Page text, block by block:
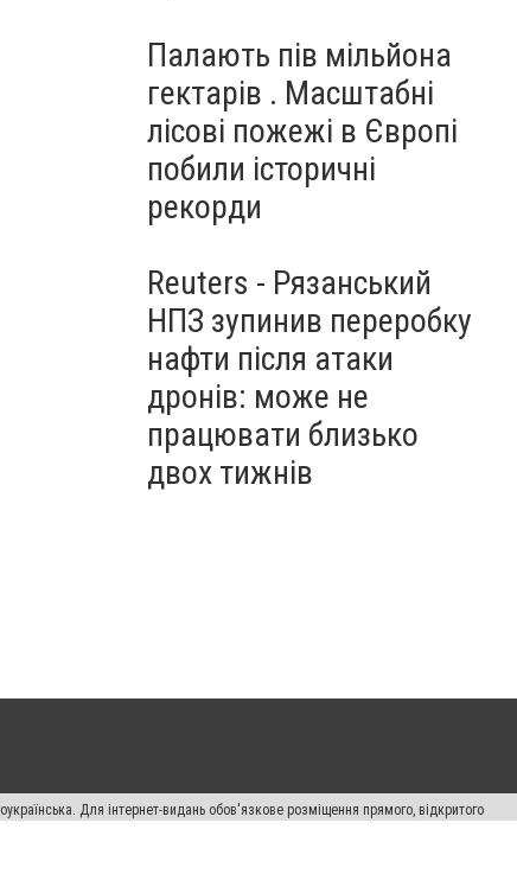
Палають пів мільйона
гектарів . Масштабні
лісові пожежі в Європі
побили історичні
рекорди
Reuters - Рязанський
НПЗ зупинив переробку
нафти після атаки
дронів: може не
працювати близько
двох тижнів
Для інтернет-видань обов'язкове розміщення прямого, відкритого